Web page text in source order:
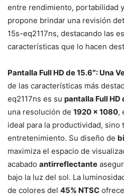
entre rendimiento, portabilidad
propone brindar una revisión
15s-eq2117ns, destacando las
características que lo hacen
Pantalla Full HD de 15.6″: Una
de las características más
eq2117ns es su pantalla Full HD
una resolución de 1920 x 1080,
ideal para la productividad, sino
entretenimiento. Su diseño de
maximiza el espacio de
acabado antirreflectante
bajo la luz del sol. La
de colores del 45% NTSC